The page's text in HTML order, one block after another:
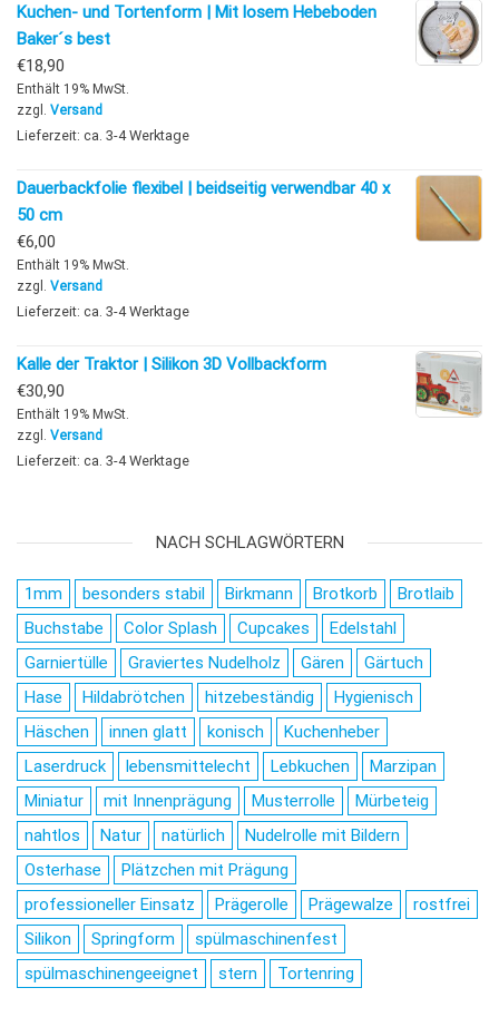
Kuchen- und Tortenform | Mit losem Hebeboden
Baker´s best
€18,90
Enthält 19% MwSt.
zzgl. Versand
Lieferzeit: ca. 3-4 Werktage
Dauerbackfolie flexibel | beidseitig verwendbar 40 x
50 cm
€6,00
Enthält 19% MwSt.
zzgl. Versand
Lieferzeit: ca. 3-4 Werktage
Kalle der Traktor | Silikon 3D Vollbackform
€30,90
Enthält 19% MwSt.
zzgl. Versand
Lieferzeit: ca. 3-4 Werktage
NACH SCHLAGWÖRTERN
1mm besonders stabil Birkmann Brotkorb
Brotlaib
Buchstabe
Color Splash Cupcakes
Edelstahl
Garniertülle
Graviertes Nudelholz Gären
Gärtuch
Hase
Hildabrötchen hitzebeständig
Hygienisch
Häschen
innen glatt konisch
Kuchenheber
Laserdruck
lebensmittelecht Lebkuchen
Marzipan
Miniatur
mit Innenprägung Musterrolle
Mürbeteig
nahtlos
Natur natürlich
Nudelrolle mit Bildern
Osterhase
Plätzchen mit Prägung
professioneller Einsatz
Prägerolle Prägewalze
rostfrei
Silikon
Springform
spülmaschinenfest
spülmaschinengeeignet
stern Tortenring